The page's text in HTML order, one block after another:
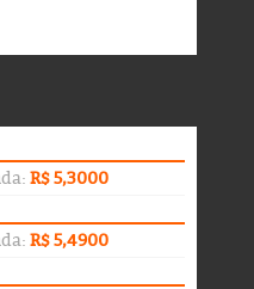
R$ 5,3000
R$ 5,4900